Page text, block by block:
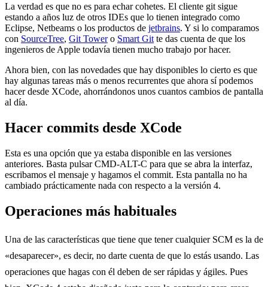
La verdad es que no es para echar cohetes. El cliente git sigue
estando a años luz de otros IDEs que lo tienen integrado como
Eclipse, Netbeams o los productos de jetbrains. Y si lo comparamos
con SourceTree, Git Towero Smart Git te das cuenta de que los
ingenieros de Apple todavía tienen mucho trabajo por hacer.
Ahora bien, con las novedades que hay disponibles lo cierto es que
hay algunas tareas más o menos recurrentes que ahora sí podemos
hacer desde XCode, ahorrándonos unos cuantos cambios de pantalla
al día.
Hacer commits desde XCode
Esta es una opción que ya estaba disponible en las versiones
anteriores. Basta pulsar CMD-ALT-C para que se abra la interfaz,
escribamos el mensaje y hagamos el commit. Esta pantalla no ha
cambiado prácticamente nada con respecto a la versión 4.
Operaciones más habituales
Una de las características que tiene que tener cualquier SCM es la de
«desaparecer», es decir, no darte cuenta de que lo estás usando. Las
operaciones que hagas con él deben de ser rápidas y ágiles. Pues